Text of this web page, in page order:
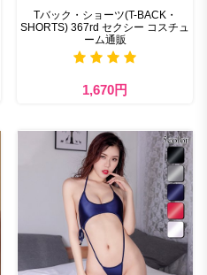
Tバック・ショーツ(T-BACK・
SHORTS) 367rd セクシー コスチュ
ーム通販
1,670円